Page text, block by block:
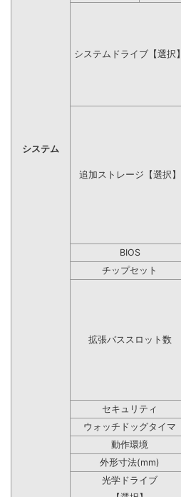
システム
システムドライブ【選択】
追加ストレージ【選択】
BIOS
チップセット
拡張バススロット数
セキュリティ
ウォッチドッグタイマ
動作環境
外形寸法(mm)
光学ドライブ